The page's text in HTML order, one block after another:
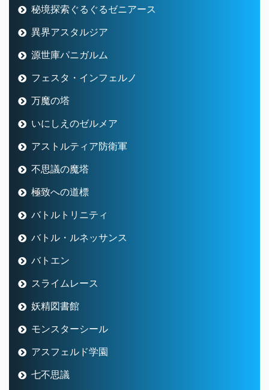
秘境探索ぐるぐるゼニアース
異界アスタルジア
源世庫パニガルム
フェスタ・インフェルノ
万魔の塔
いにしえのゼルメア
アストルティア防衛軍
不思議の魔塔
極致への道標
バトルトリニティ
バトル・ルネッサンス
バトエン
スライムレース
妖精図書館
モンスターシール
アスフェルド学園
七不思議